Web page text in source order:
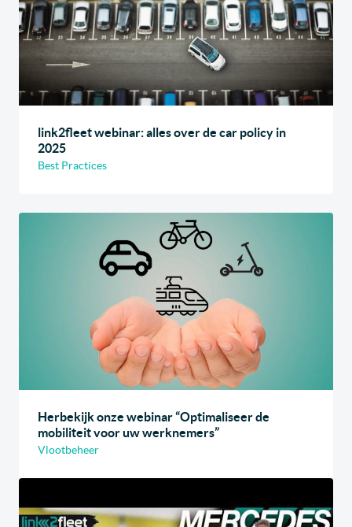
link2fleet webinar: alles over de car policy in
2025
Best Practices
Herbekijk onze webinar “Optimaliseer de
mobiliteit voor uw werknemers”
Vlootbeheer